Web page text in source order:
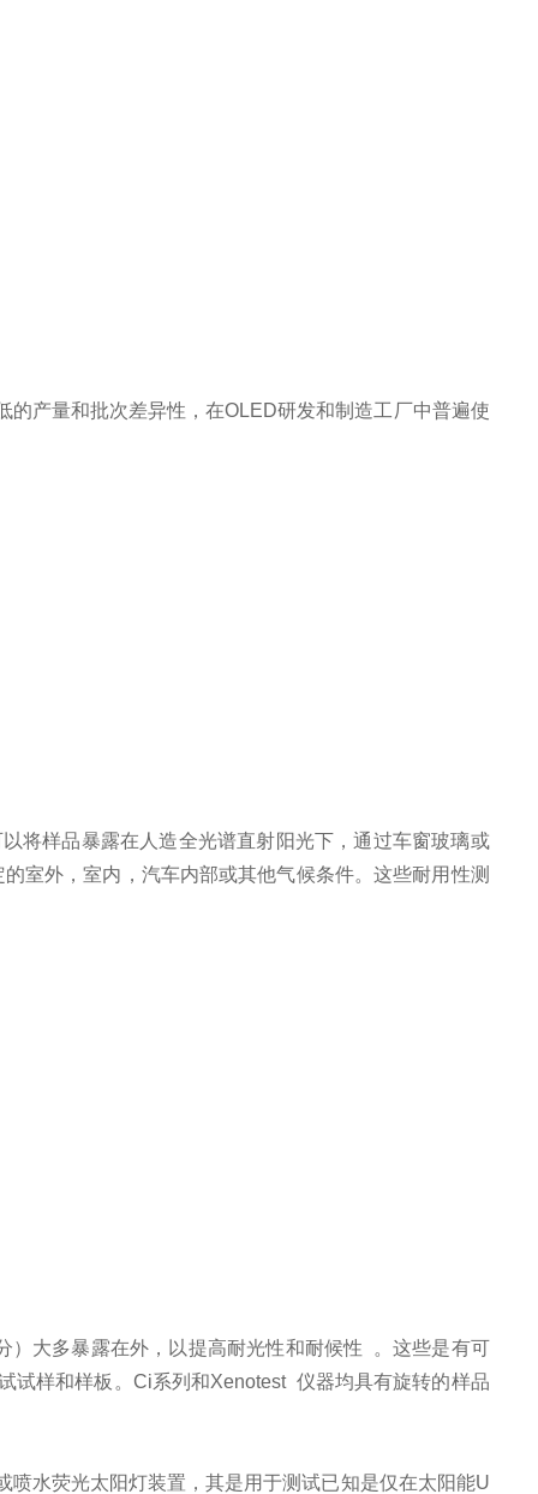
的产量和批次差异性，在OLED研发和制造工厂中普遍使
将样品暴露在人造全光谱直射阳光下，通过车窗玻璃或
室外，室内，汽车内部或其他气候条件。这些耐用性测
）大多暴露在外，以提高耐光性和耐候性
。这些是有可
试样和样板。 Ci系列和Xenotest 仪器均具有旋转的样品
喷水荧光太阳灯装置，其是用于测试已知是仅在太阳能U